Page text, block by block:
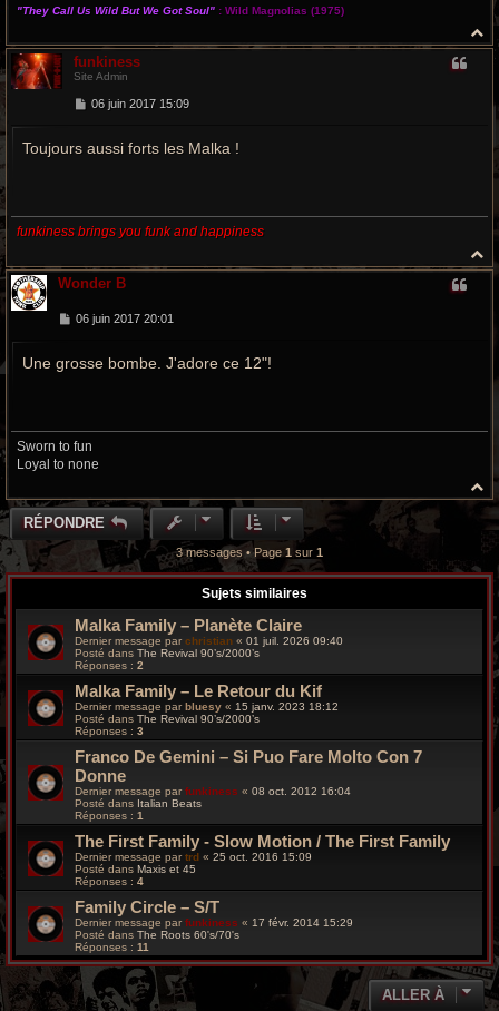
"They Call Us Wild But We Got Soul" : Wild Magnolias (1975)
a
funkiness
Site Admin
M
s
06 juin 2017 15:09
Toujours aussi forts les Malka !
funkiness brings you funk and happiness
a
Wonder B
M
s
06 juin 2017 20:01
Une grosse bombe. J'adore ce 12"!
Sworn to fun
Loyal to none
H
a
u
RÉPONDRE
3 messages • Page 1 sur 1
Sujets similaires
Malka Family – Planète Claire
Dernier message par christian « 01 juil. 2026 09:40
Posté dans The Revival 90’s/2000’s
Réponses : 2
Malka Family – Le Retour du Kif
Dernier message parbluesy « 15 janv. 2023 18:12
Posté dans The Revival 90’s/2000’s
Réponses : 3
Franco De Gemini – Si Puo Fare Molto Con 7
Donne
Dernier message par funkiness « 08 oct. 2012 16:04
Posté dans Italian Beats
Réponses : 1
The First Family - Slow Motion / The First Family
Dernier message partrd « 25 oct. 2016 15:09
Posté dans Maxis et 45
Réponses : 4
Family Circle – S/T
Dernier message par funkiness « 17 févr. 2014 15:29
Posté dans The Roots 60's/70's
Réponses : 11
ALLER À